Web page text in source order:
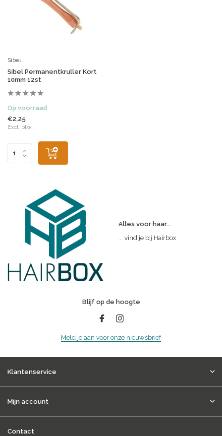
Sibel
Sibel Permanentkruller Kort
10mm 12st
Op voorraad
€2,25
Excl. btw
Alles voor haar...
... vind je bij Hairbox.
Blijf op de hoogte
Meld je aan voor onze nieuwsbrief
Klantenservice
Mijn account
Contact